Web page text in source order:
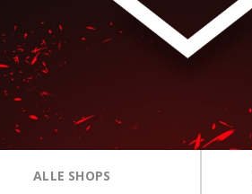
ALLE SHOPS